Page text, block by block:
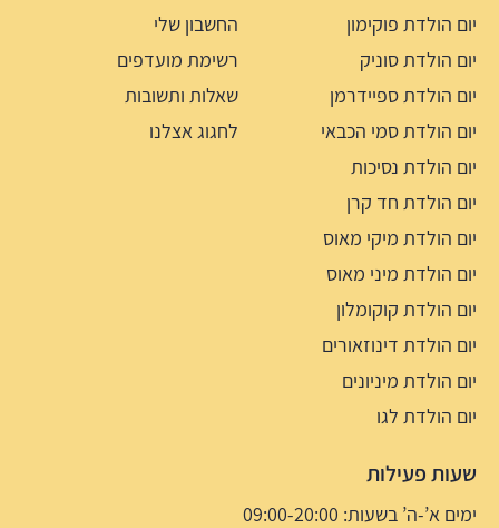
יום הולדת פוקימון
יום הולדת סוניק
יום הולדת ספיידרמן
יום הולדת סמי הכבאי
יום הולדת נסיכות
יום הולדת חד קרן
יום הולדת מיקי מאוס
יום הולדת מיני מאוס
יום הולדת קוקומלון
יום הולדת דינוזאורים
יום הולדת מיניונים
יום הולדת לגו
החשבון שלי
רשימת מועדפים
שאלות ותשובות
לחגוג אצלנו
שעות פעילות
ימים א’-ה’ בשעות: 09:00-20:00